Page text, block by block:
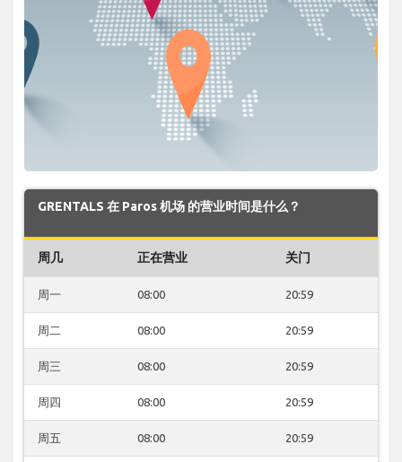
GRENTALS 在 Paros 机场 的营业时间是什么？
周几 正在营业 关门
周一 08:00 20:59
周二 08:00 20:59
周三 08:00 20:59
周四 08:00 20:59
周五 08:00 20:59